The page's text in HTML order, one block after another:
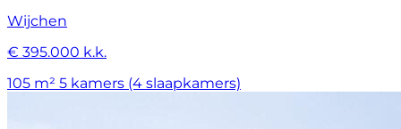
Wijchen
€ 395.000 k.k.
105 m² 5 kamers (4 slaapkamers)